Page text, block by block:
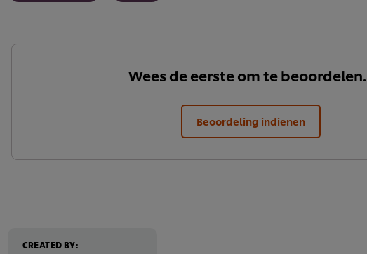
Wees de eerste om te beoordelen.
Beoordeling indienen
CREATED BY: